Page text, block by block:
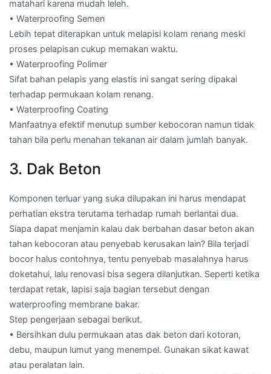
matahari karena mudah leleh.
• Waterproofing Semen
Lebih tepat diterapkan untuk melapisi kolam renang meski
proses pelapisan cukup memakan waktu.
• Waterproofing Polimer
Sifat bahan pelapis yang elastis ini sangat sering dipakai
terhadap permukaan kolam renang.
• Waterproofing Coating
Manfaatnya efektif menutup sumber kebocoran namun tidak
tahan bila perlu menahan tekanan air dalam jumlah banyak.
3. Dak Beton
Komponen terluar yang suka dilupakan ini harus mendapat
perhatian ekstra terutama terhadap rumah berlantai dua.
Siapa dapat menjamin kalau dak berbahan dasar beton akan
tahan kebocoran atau penyebab kerusakan lain? Bila terjadi
bocor halus contohnya, tentu penyebab masalahnya harus
doketahui, lalu renovasi bisa segera dilanjutkan. Seperti ketika
terdapat retak, lapisi saja bagian tersebut dengan
waterproofing membrane bakar.
Step pengerjaan sebagai berikut.
• Bersihkan dulu permukaan atas dak beton dari kotoran,
debu, maupun lumut yang menempel. Gunakan sikat kawat
atau peralatan lain.